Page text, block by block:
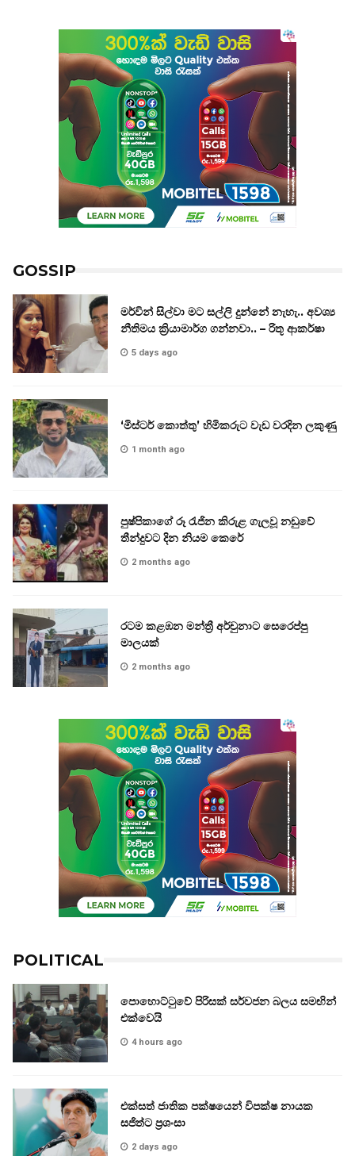
GOSSIP
මර්වින් සිල්වා මට සල්ලි දුන්නේ නැහැ.. අවශ්‍ය
නීතිමය ක්‍රියාමාර්ග ගන්නවා.. – රිතූ ආකර්ෂා
5 days ago
‘මිස්ටර් කොත්තු’ හිමිකරුට වැඩ වරදින ලකුණු
1 month ago
පුෂ්පිකාගේ රූ රැජින කිරුළ ගැලවූ නඩුවේ
තීන්දුවට දින නියම කෙරේ
2 months ago
රටම කළඹන මන්ත්‍රී අර්චුනාට සෙරෙප්පු
මාලයක්
2 months ago
POLITICAL
පොහොට්ටුවේ පිරිසක් සර්වජන බලය සමඟින්
එක්වෙයි
4 hours ago
එක්සත් ජාතික පක්ෂයෙන් විපක්ෂ නායක
සජිත්ට ප්‍රශංසා
2 days ago